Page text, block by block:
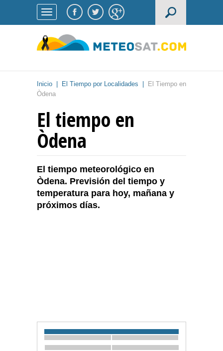
Inicio El Tiempo por Localidades
El Tiempo en
Òdena
El tiempo en
Òdena
El tiempo meteorológico en
Òdena. Previsión del tiempo y
temperatura para hoy, mañana y
próximos días.